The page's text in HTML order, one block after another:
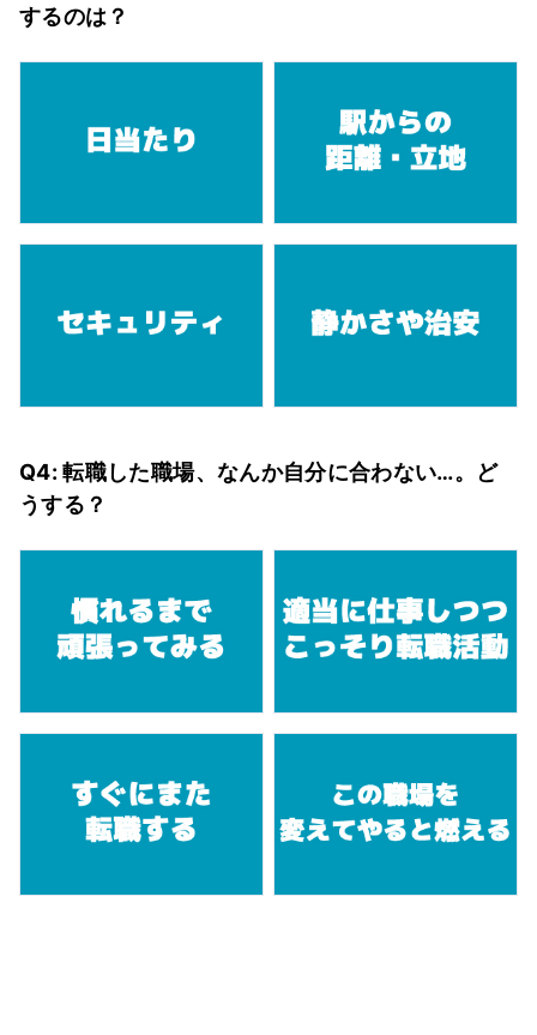
するのは？
Q4: 転職した職場、なんか自分に合わない…。ど
うする？